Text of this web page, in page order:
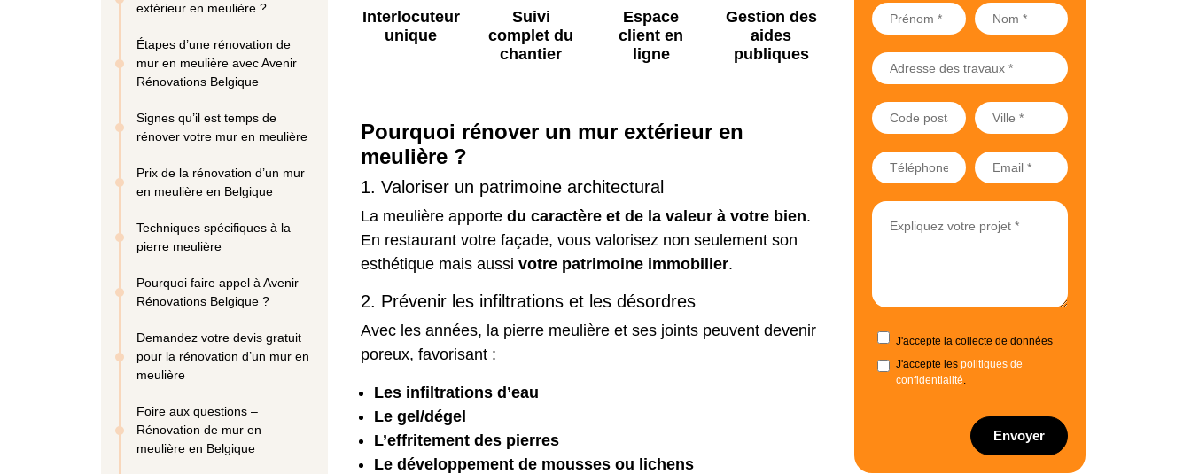
extérieur en meulière ?
Étapes d’une rénovation de
mur en meulière avec Avenir
Rénovations Belgique
Signes qu’il est temps de
rénover votre mur en meulière
Prix de la rénovation d’un mur
en meulière en Belgique
Techniques spécifiques à la
pierre meulière
Pourquoi faire appel à Avenir
Rénovations Belgique ?
Demandez votre devis gratuit
pour la rénovation d’un mur en
meulière
Foire aux questions –
Rénovation de mur en
meulière en Belgique
Interlocuteur
unique
Suivi
complet du
chantier
Espace
client en
ligne
Gestion des
aides
publiques
Pourquoi rénover un mur extérieur en
meulière ?
1. Valoriser un patrimoine architectural
La meulière apporte du caractère et de la valeur à votre bien.
En restaurant votre façade, vous valorisez non seulement son
esthétique mais aussi votre patrimoine immobilier.
2. Prévenir les infiltrations et les désordres
Avec les années, la pierre meulière et ses joints peuvent devenir
poreux, favorisant :
Les infiltrations d’eau
Le gel/dégel
L’effritement des pierres
Le développement de mousses ou lichens
J'accepte la collecte de données
J'accepte les politiques de
confidentialité.
Envoyer